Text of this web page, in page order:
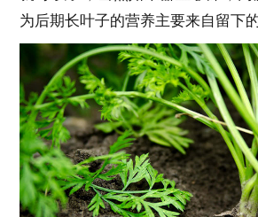
为后期长叶子的营养主要来自留下